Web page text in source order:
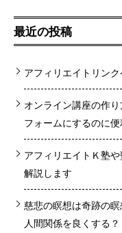
最近の投稿
アフィリエイトリン
オンライン講座の作
フォームにするのに
アフィリエイトＫ塾
解説します
慈悲の瞑想は奇跡の
人間関係を良くする？